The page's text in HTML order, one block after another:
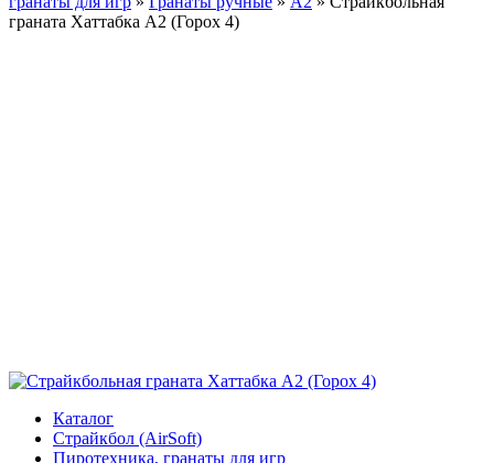
граната Хаттабка А2 (Горох 4)
Каталог
Страйкбол (AirSoft)
Пиротехника, гранаты для игр